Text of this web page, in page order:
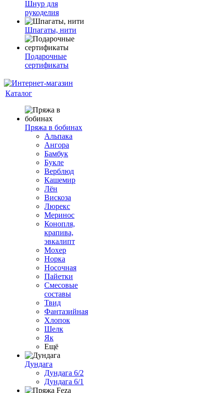
Шнур для
рукоделия
Шпагаты, нити
Подарочные
сертификаты
Каталог
Пряжа в бобинах
Альпака
Ангора
Бамбук
Букле
Верблюд
Кашемир
Лён
Вискоза
Люрекс
Меринос
Конопля,
крапива,
эвкалипт
Мохер
Норка
Носочная
Пайетки
Смесовые
составы
Твид
Фантазийная
Хлопок
Шелк
Як
Ещё
Дундага
Дундага 6/2
Дундага 6/1